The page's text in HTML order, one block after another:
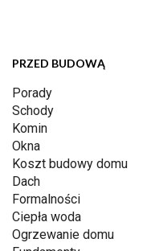
PRZED BUDOWĄ
Porady
Schody
Komin
Okna
Koszt budowy domu
Dach
Formalności
Ciepła woda
Ogrzewanie domu